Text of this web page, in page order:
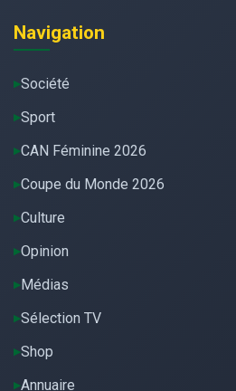
Navigation
Société
Sport
CAN Féminine 2026
Coupe du Monde 2026
Culture
Opinion
Médias
Sélection TV
Shop
Annuaire